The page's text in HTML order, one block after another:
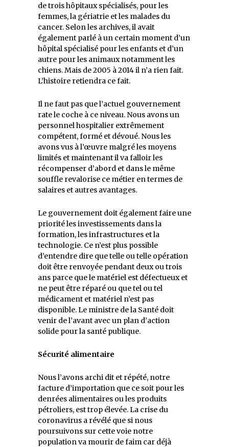
de trois hôpitaux spécialisés, pour les
femmes, la gériatrie et les malades du
cancer. Selon les archives, il avait
également parlé à un certain moment d’un
hôpital spécialisé pour les enfants et d’un
autre pour les animaux notamment les
chiens. Mais de 2005 à 2014 il n’a rien fait.
L’histoire retiendra ce fait.
Il ne faut pas que l’actuel gouvernement
rate le coche à ce niveau. Nous avons un
personnel hospitalier extrêmement
compétent, formé et dévoué. Nous les
avons vus à l’œuvre malgré les moyens
limités et maintenant il va falloir les
récompenser d’abord et dans le même
souffle revalorise ce métier en termes de
salaires et autres avantages.
Le gouvernement doit également faire une
priorité les investissements dans la
formation, les infrastructures et la
technologie. Ce n’est plus possible
d’entendre dire que telle ou telle opération
doit être renvoyée pendant deux ou trois
ans parce que le matériel est défectueux et
ne peut être réparé ou que tel ou tel
médicament et matériel n’est pas
disponible. Le ministre de la Santé doit
venir de l’avant avec un plan d’action
solide pour la santé publique.
Sécurité alimentaire
Nous l’avons archi dit et répété, notre
facture d’importation que ce soit pour les
denrées alimentaires ou les produits
pétroliers, est trop élevée. La crise du
coronavirus a révélé que si nous
poursuivons sur cette voie notre
population va mourir de faim car déjà